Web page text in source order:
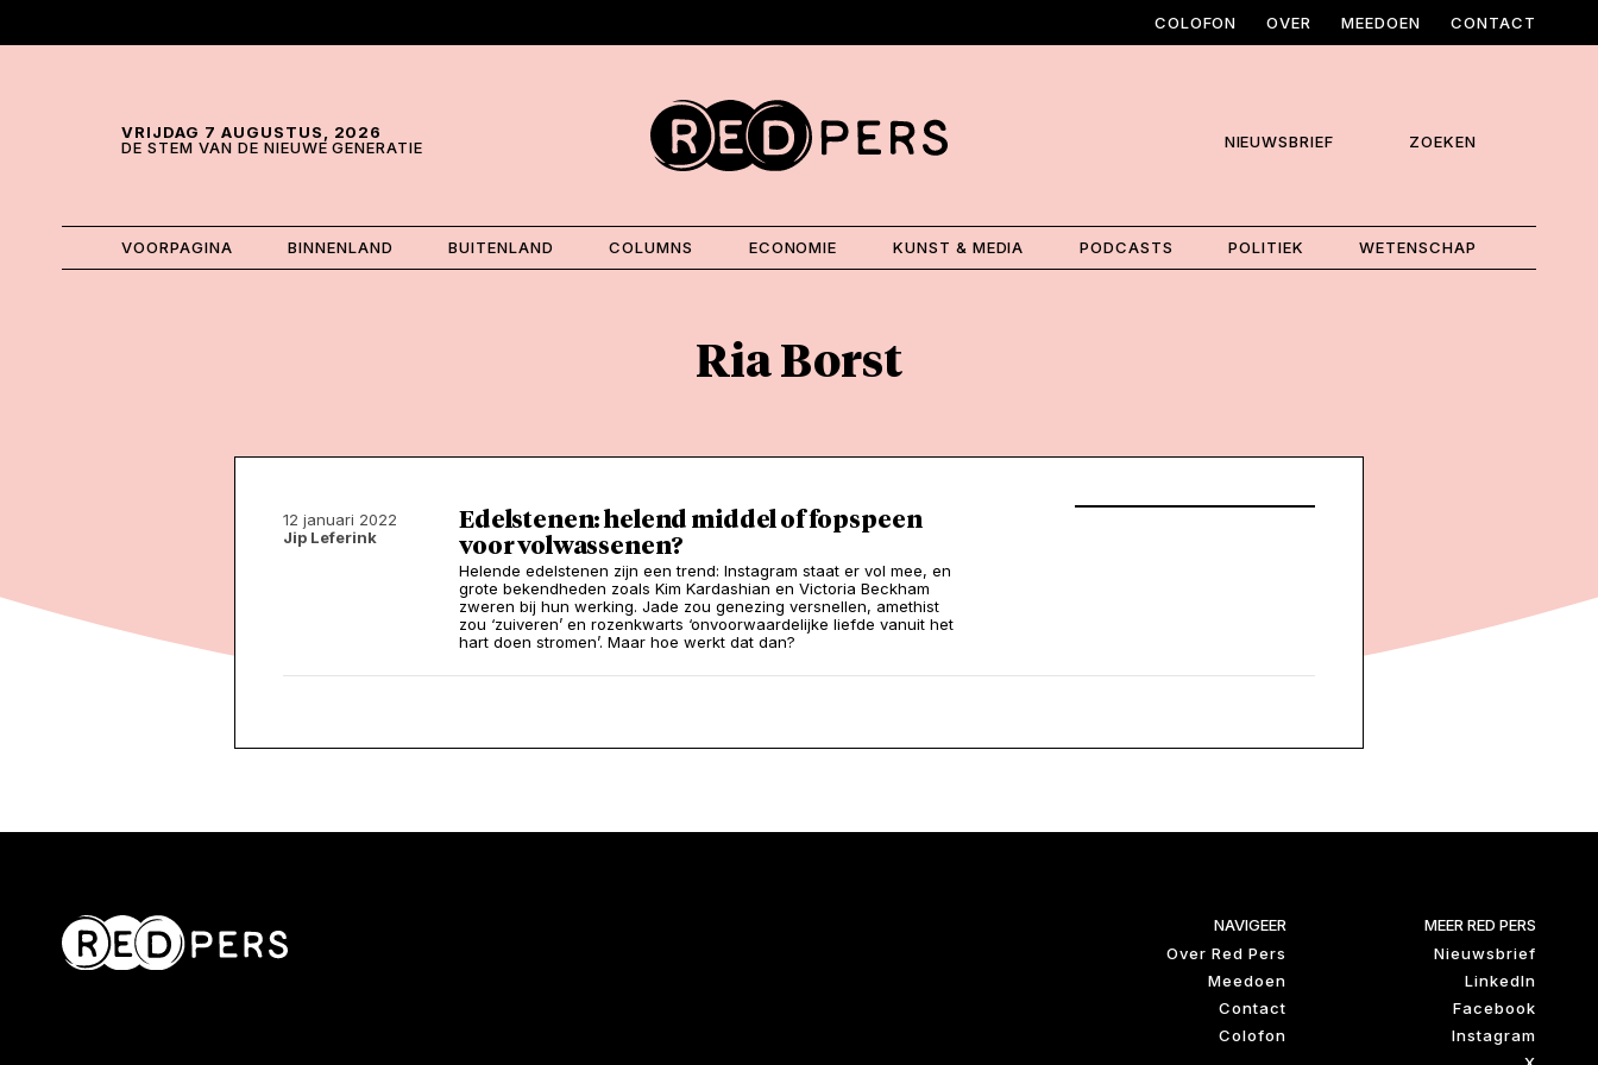
COLOFON OVER MEEDOEN CONTACT
VRIJDAG 7 AUGUSTUS, 2026
DE STEM VAN DE NIEUWE GENERATIE
NIEUWSBRIEF ZOEKEN
VOORPAGINA BINNENLAND BUITENLAND COLUMNS ECONOMIE KUNST & MEDIA PODCASTS POLITIEK WETENSCHAP
Ria Borst
12 januari 2022
Jip Leferink
Edelstenen: helend middel of fopspeen
voor volwassenen?
Helende edelstenen zijn een trend: Instagram staat er vol mee, en
grote bekendheden zoals Kim Kardashian en Victoria Beckham
zweren bij hun werking. Jade zou genezing versnellen, amethist
zou ‘zuiveren’ en rozenkwarts ‘onvoorwaardelijke liefde vanuit het
hart doen stromen’. Maar hoe werkt dat dan?
NAVIGEER
Over Red Pers
Meedoen
Contact
Colofon
MEER RED PERS
Nieuwsbrief
LinkedIn
Facebook
Instagram